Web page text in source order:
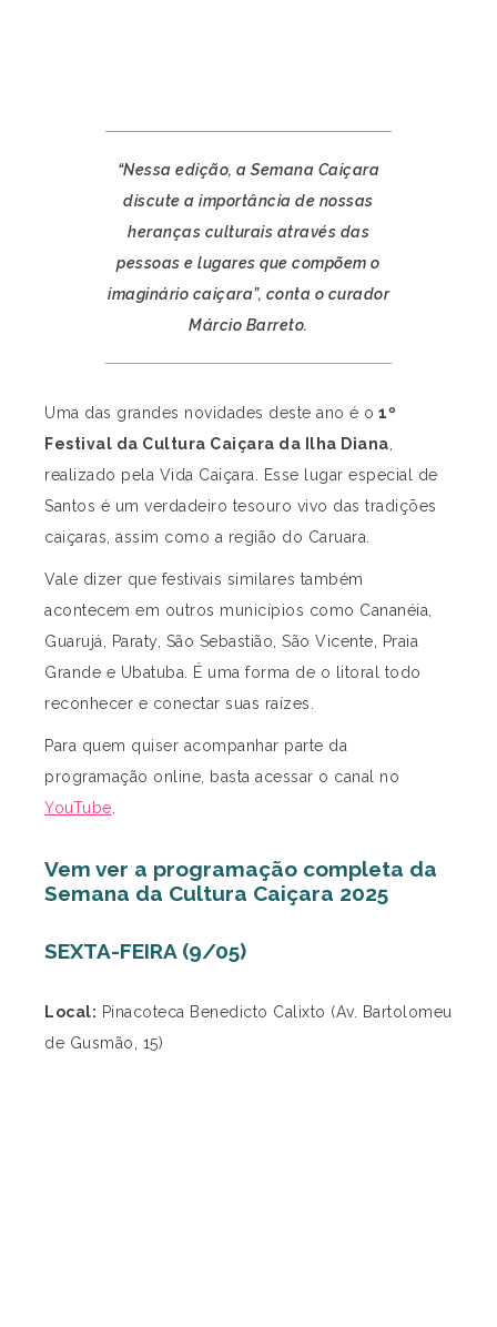
“Nessa edição, a Semana Caiçara
discute a importância de nossas
heranças culturais através das
pessoas e lugares que compõem o
imaginário caiçara”, conta o curador
Márcio Barreto.
Uma das grandes novidades deste ano é o 1º
Festival da Cultura Caiçara da Ilha Diana
realizado pela Vida Caiçara. Esse lugar especial de
Santos é um verdadeiro tesouro vivo das tradições
caiçaras, assim como a região do Caruara.
Vale dizer que festivais similares também
acontecem em outros municípios como Cananéia,
Guarujá, Paraty, São Sebastião, São Vicente, Praia
Grande e Ubatuba. É uma forma de o litoral todo
reconhecer e conectar suas raízes.
Para quem quiser acompanhar parte da
programação online, basta acessar o canal no
YouTube
Vem ver a programação completa da
Semana da Cultura Caiçara 2025
SEXTA-FEIRA (9/05)
Local: Pinacoteca Benedicto Calixto (Av. Bartolomeu
de Gusmão, 15)